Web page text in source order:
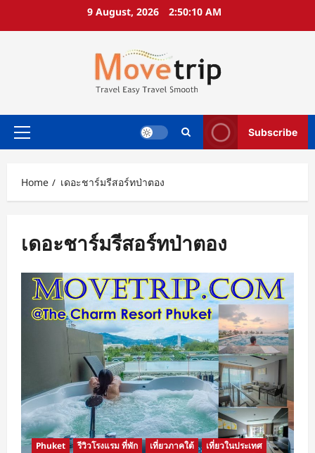
9 August, 2026 2:50:10 AM
Primary
Subscribe
Home เดอะชาร์มรีสอร์ทป่าตอง
เดอะชาร์มรีสอร์ทป่าตอง
Phuket รีวิวโรงแรม ที่พัก เที่ยวภาคใต้ เที่ยวในประเทศ